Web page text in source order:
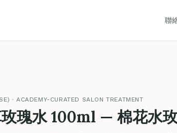
聯
· ACADEMY-CURATED SALON TREATMENT
瑰水 100ml — 棉花水